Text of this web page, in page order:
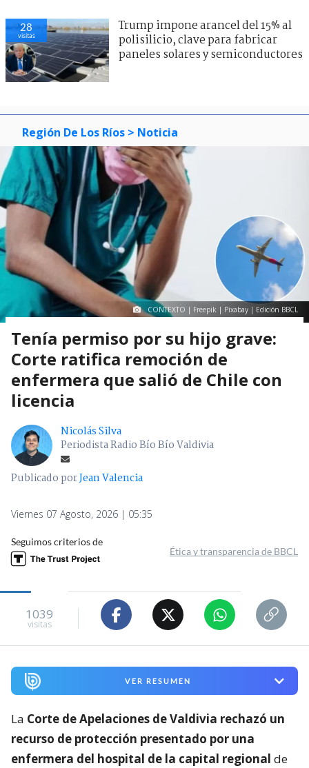
28
visitas
Trump impone arancel del 15% al
polisilicio, clave para fabricar
paneles solares y semiconductores
Región De Los Ríos > Noticia
CONTEXTO | Freepik | Pixabay | Edición BBCL
Tenía permiso por su hijo grave:
Corte ratifica remoción de
enfermera que salió de Chile con
licencia
Nicolás Silva
Periodista Radio Bío Bío Valdivia
Publicado porJean Valencia
Viernes 07 Agosto, 2026 | 05:35
Seguimos criterios de
Ética y transparencia de BBCL
1039
visitas
VER RESUMEN
La Corte de Apelaciones de Valdivia rechazó un
recurso de protección presentado por una
enfermera del hospital de la capital regional de